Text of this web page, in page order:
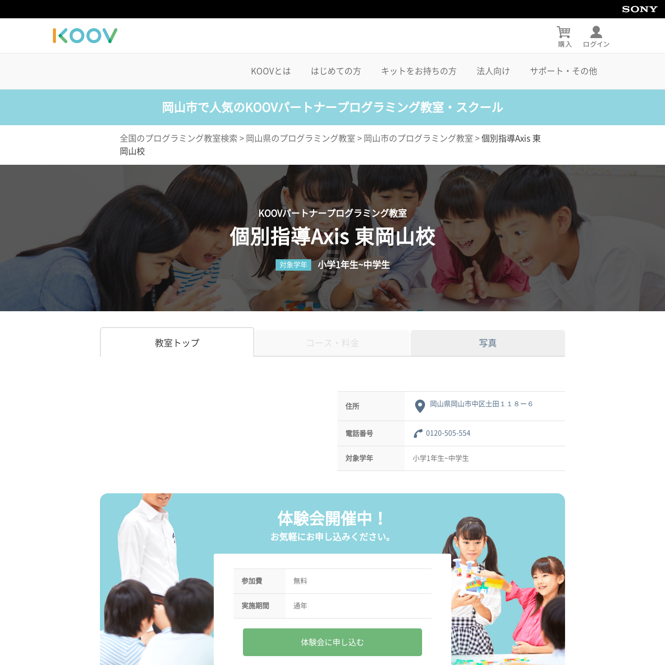
KOOVとは はじめての方 キットをお持ちの方 法人向け サポート・その他
岡山市で人気のKOOVパートナープログラミング教室・スクール
全国のプログラミング教室検索 > 岡山県のプログラミング教室 > 岡山市のプログラミング教室 > 個別指導Axis 東
岡山校
KOOVパートナープログラミング教室
個別指導Axis 東岡山校
対象学年 小学1年生~中学生
教室トップ コース・料金 写真
住所 岡山県岡山市中区土田１１８ー６
電話番号 0120-505-554
対象学年 小学1年生~中学生
体験会開催中！
お気軽にお申し込みください。
参加費 無料
実施期間 通年
体験会に申し込む